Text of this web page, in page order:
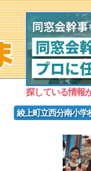
探している情報
綾上町立西分南小学